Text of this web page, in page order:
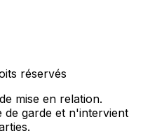
réservés
mise en relation.
de garde et n'intervient